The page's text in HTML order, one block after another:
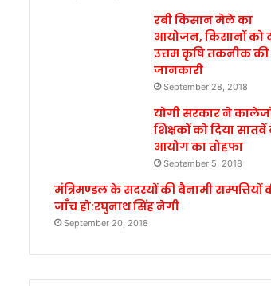
रबी किसान मेले का
आयोजन, किसानों को
उत्तम कृषि तकनीक की
जानकारी
September 28, 2018
योगी सरकार ने
शिक्षकों को दिया
आयोग का तोहफा
September 5, 2018
मंत्रिमण्डल के सदस्यों की बैनामी सम्पत्तियों
जाँच हो:रघुनाथ सिंह नेगी
September 20, 2018